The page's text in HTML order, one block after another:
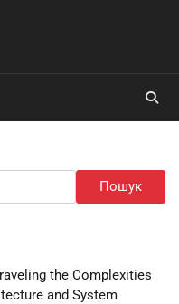
Пошук
the Complexities
and System